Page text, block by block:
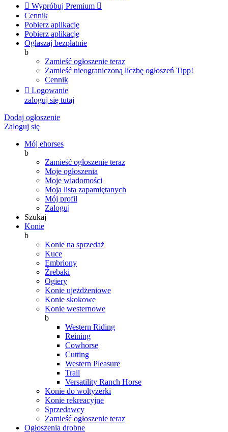
 Wypróbuj Premium 
Cennik
Pobierz aplikację
Pobierz aplikację
Ogłaszaj bezpłatnie
b
Zamieść ogłoszenie teraz
Zamieść nieograniczoną liczbę ogłoszeń Tipp!
Cennik
 Logowanie
zaloguj się tutaj
Dodaj ogłoszenie
Zaloguj się
Mój ehorses
b
Zamieść ogłoszenie teraz
Moje ogłoszenia
Moje wiadomości
Moja lista zapamiętanych
Mój profil
Zaloguj
Szukaj
Konie
b
Konie na sprzedaż
Kuce
Embriony
Źrebaki
Ogiery
Konie ujeżdżeniowe
Konie skokowe
Konie westernowe
b
Western Riding
Reining
Cowhorse
Cutting
Western Pleasure
Trail
Versatility Ranch Horse
Konie do woltyżerki
Konie rekreacyjne
Sprzedawcy
Zamieść ogłoszenie teraz
Ogłoszenia drobne